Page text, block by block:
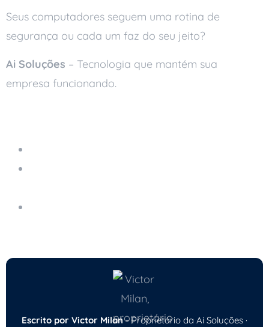
Seus computadores seguem uma rotina de
segurança ou cada um faz do seu jeito?
Ai Soluções – Tecnologia que mantém sua
empresa funcionando.
Escrito por Victor Milan- Proprietário da Ai Soluções ·